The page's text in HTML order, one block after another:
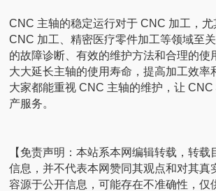
CNC 主轴的稳定运行对于 CNC 加工，
CNC 加工、精密医疗零件加工等领域至
的故障诊断、有效的维护方法和合理的使
大大延长主轴的使用寿命，提高加工效率
大家都能重视 CNC 主轴的维护，让
产服务。
【免责声明：本站系本网编辑转载，转载
信息，并不代表本网赞同其观点和对其真
容源于公开信息，可能存在不准确性，仅